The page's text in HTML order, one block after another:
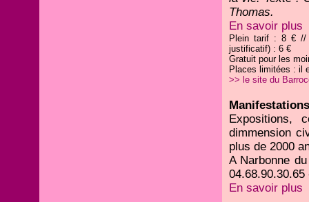
Thomas.
En savoir plus
Plein tarif : 8 € //
justificatif) : 6 €
Gratuit pour les
Places limitées : il
>> le site du
Expositions,
dimmension
plus de 2000
A Narbonne
En savoir plus